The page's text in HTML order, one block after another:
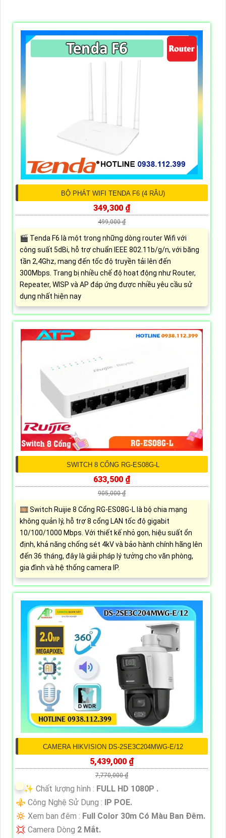
BỘ PHÁT WIFI TENDA F6 (4 RÂU)
349,300 ₫
499,000 ₫
🎬 Tenda F6 là một trong những dòng router Wifi với
công suất 5dBi, hỗ trợ chuẩn IEEE 802.11b/g/n, với băng
tần 2,4Ghz, mang đến tốc độ truyền tải lên đến
300Mbps. Trang bị nhiều chế độ hoạt động như Router,
Repeater, WISP và AP đáp ứng được nhiều yêu cầu sử
dụng nhất hiện nay
SWITCH 8 CỔNG RG-ES08G-L
633,500 ₫
905,000 ₫
🎞 Switch Ruijie 8 Cổng RG-ES08G-L là bộ chia mạng
không quản lý, hỗ trợ 8 cổng LAN tốc độ gigabit
10/100/1000 Mbps. Với thiết kế nhỏ gọn, hiệu suất ổn
định, khả năng chống sét 4kV và bảo hành chính hãng lên
đến 36 tháng, đây là giải pháp lý tưởng cho văn phòng,
gia đình và hệ thống camera IP.
CAMERA HIKVISION DS-2SE3C204MWG-E/12
5,439,000 ₫
7,770,000 ₫
✨ Chất lượng hình : FULL HD 1080P .
⚜️ Công Nghệ Sử Dụng : IP POE.
🔅 Xem ban đêm : Full Color 30m Có Màu Ban Ðêm.
💢 Camera Dòng 2 Mắt.